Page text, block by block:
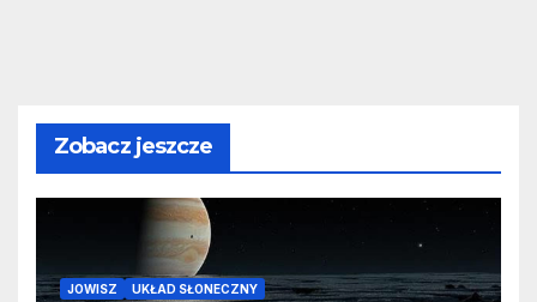
Zobacz jeszcze
JOWISZ UKŁAD SŁONECZNY